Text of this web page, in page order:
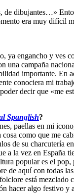
de dibujantes…»
era muy difícil
ya engancho y ves
campaña
importante. En
conociera mi
decir que «me
Spanglish?
paellas en mi
como que me
de su charcutería
a la vez en
popular es el
de aquí con todas
está
hacer algo festivo